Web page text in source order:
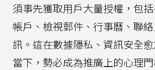
須事先獲取用戶大量授權，包
帳戶、檢視郵件、行事曆、聯
訊。這在數據隱私、資訊安全
當下，勢必成為推廣上的心理